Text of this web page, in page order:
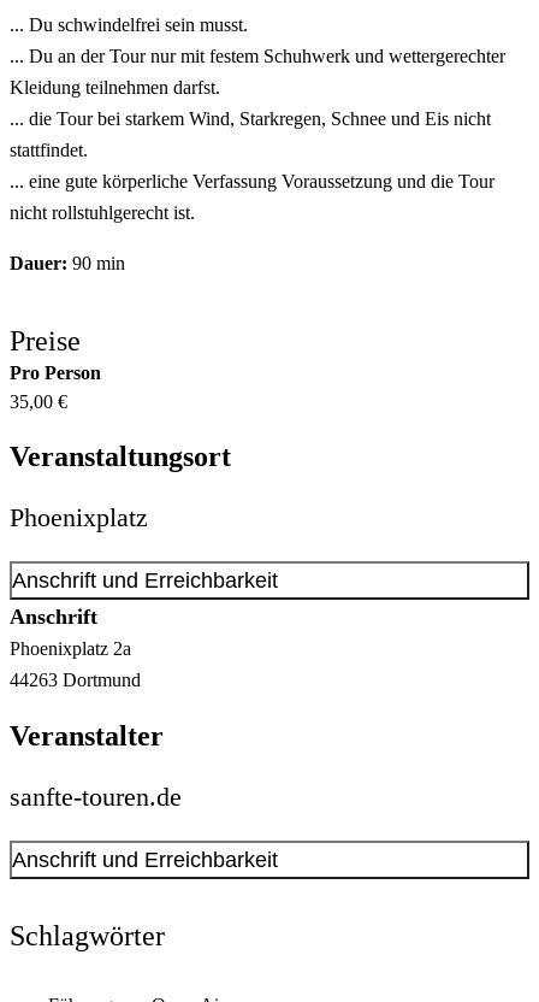
... Du schwindelfrei sein musst.
... Du an der Tour nur mit festem Schuhwerk und wettergerechter
Kleidung teilnehmen darfst.
... die Tour bei starkem Wind, Starkregen, Schnee und Eis nicht
stattfindet.
... eine gute körperliche Verfassung Voraussetzung und die Tour
nicht rollstuhlgerecht ist.
Dauer: 90 min
Preise
Pro Person
35,00 €
Veranstaltungsort
Phoenixplatz
Anschrift und Erreichbarkeit
Anschrift
Phoenixplatz 2a
44263 Dortmund
Veranstalter
sanfte-touren.de
Anschrift und Erreichbarkeit
Anschrift
Schlagwörter